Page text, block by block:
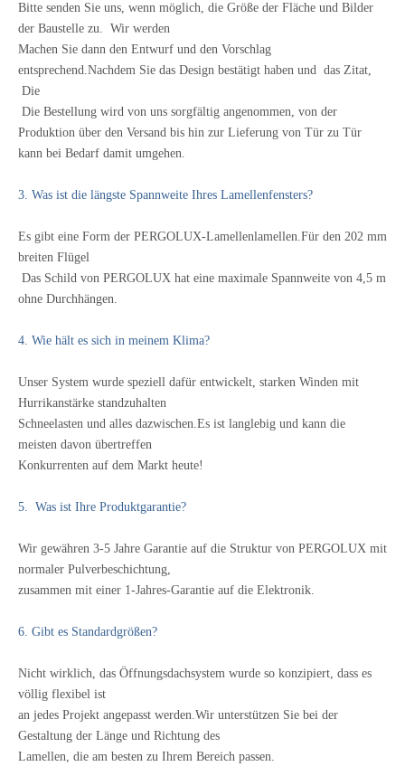
Bitte senden Sie uns, wenn möglich, die Größe der Fläche und Bilder
der Baustelle zu. Wir werden
Machen Sie dann den Entwurf und den Vorschlag
entsprechend.Nachdem Sie das Design bestätigt haben und das Zitat,
Die
Die Bestellung wird von uns sorgfältig angenommen, von der
Produktion über den Versand bis hin zur Lieferung von Tür zu Tür
kann bei Bedarf damit umgehen.
3. Was ist die längste Spannweite Ihres Lamellenfensters?
Es gibt eine Form der PERGOLUX-Lamellenlamellen.Für den 202 mm
breiten Flügel
Das Schild von PERGOLUX hat eine maximale Spannweite von 4,5 m
ohne Durchhängen.
4. Wie hält es sich in meinem Klima?
Unser System wurde speziell dafür entwickelt, starken Winden mit
Hurrikanstärke standzuhalten
Schneelasten und alles dazwischen.Es ist langlebig und kann die
meisten davon übertreffen
Konkurrenten auf dem Markt heute!
5. Was ist Ihre Produktgarantie?
Wir gewähren 3-5 Jahre Garantie auf die Struktur von PERGOLUX mit
normaler Pulverbeschichtung,
zusammen mit einer 1-Jahres-Garantie auf die Elektronik.
6. Gibt es Standardgrößen?
Nicht wirklich, das Öffnungsdachsystem wurde so konzipiert, dass es
völlig flexibel ist
an jedes Projekt angepasst werden.Wir unterstützen Sie bei der
Gestaltung der Länge und Richtung des
Lamellen, die am besten zu Ihrem Bereich passen.